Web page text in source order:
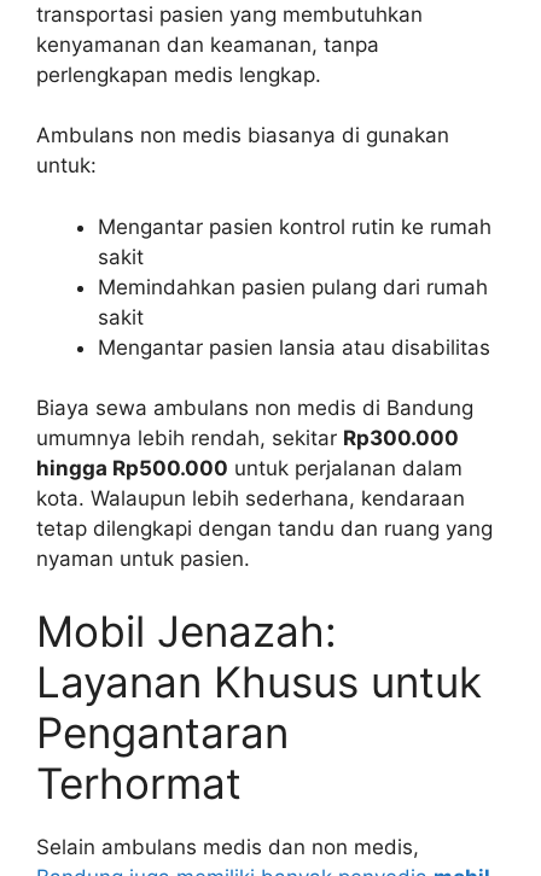
transportasi pasien yang membutuhkan
kenyamanan dan keamanan, tanpa
perlengkapan medis lengkap.
Ambulans non medis biasanya di gunakan
untuk:
Mengantar pasien kontrol rutin ke rumah
sakit
Memindahkan pasien pulang dari rumah
sakit
Mengantar pasien lansia atau disabilitas
Biaya sewa ambulans non medis di Bandung
umumnya lebih rendah, sekitar Rp300.000
hingga Rp500.000 untuk perjalanan dalam
kota. Walaupun lebih sederhana, kendaraan
tetap dilengkapi dengan tandu dan ruang yang
nyaman untuk pasien.
Mobil Jenazah:
Layanan Khusus untuk
Pengantaran
Terhormat
Selain ambulans medis dan non medis,